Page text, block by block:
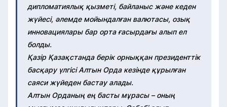
дипломатиялық қызметі, байланыс және кеден
жүйесі, әлемде мойындалған валютасы, озық
инновациялары бар орта ғасырдағы алып ел
болды.
Қазір Қазақстанда берік орныққан президенттік
басқару үлгісі Алтын Орда кезінде құрылған
саяси жүйеден бастау алады.
Алтын Орданың ең басты мұрасы – оның